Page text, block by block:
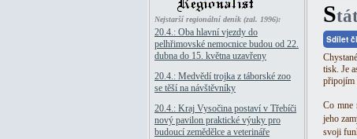
Nejstarší regionální deník (zal. 1996):
20.4.: Oba hlavní vjezdy do
pelhřimovské nemocnice budou od 22.
dubna do 15. května uzavřeny
20.4.: Medvědí trojka z táborské zoo
se těší na návštěvníky
20.4.: Kraj Vysočina postaví v Třebíči
nový pavilon praktické výuky pro
budoucí zemědělce a veterináře
S
Sdílet
tisk. Je
připojím
Co mne
jeho
svoji